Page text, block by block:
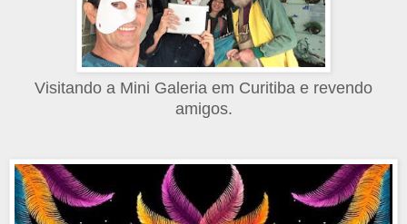
Visitando a Mini Galeria em Curitiba e revendo
amigos.